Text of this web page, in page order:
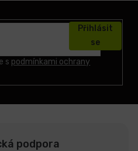
s podmínkami ochrany
Přihlásit
se
podpora